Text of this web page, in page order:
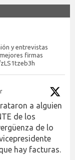
y entrevistas
firmas
a alguien
de los
de lo
hay facturas.